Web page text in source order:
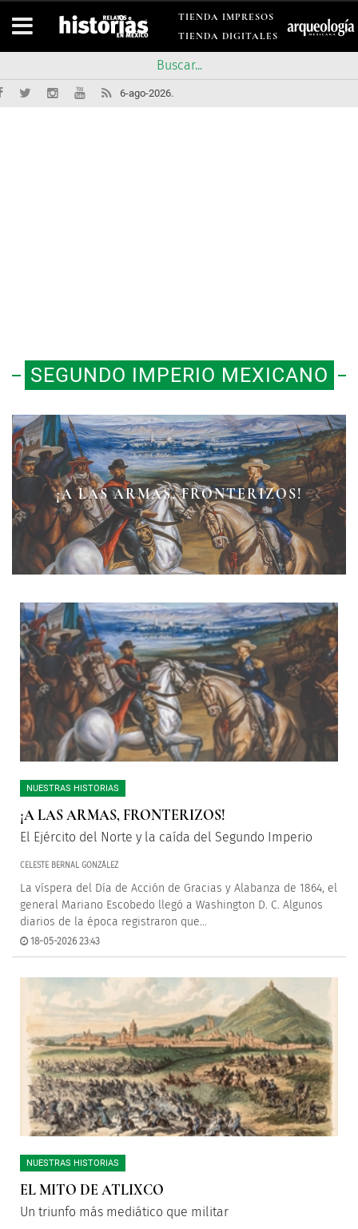
TIENDA IMPRESOS
TIENDA DIGITALES
6-ago-2026.
SEGUNDO IMPERIO MEXICANO
¡A LAS ARMAS, FRONTERIZOS!
EL MITO DE ATLIXCO
LA BATALLA DEL 2 DE ABRIL DE
1867
NUESTRAS HISTORIAS
¡A LAS ARMAS, FRONTERIZOS!
El Ejército del Norte y la caída del Segundo Imperio
CELESTE BERNAL GONZÁLEZ
La víspera del Día de Acción de Gracias y Alabanza de 1864, el
general Mariano Escobedo llegó a Washington D. C. Algunos
diarios de la época registraron que...
18-05-2026 23:43
NUESTRAS HISTORIAS
EL MITO DE ATLIXCO
Un triunfo más mediático que militar